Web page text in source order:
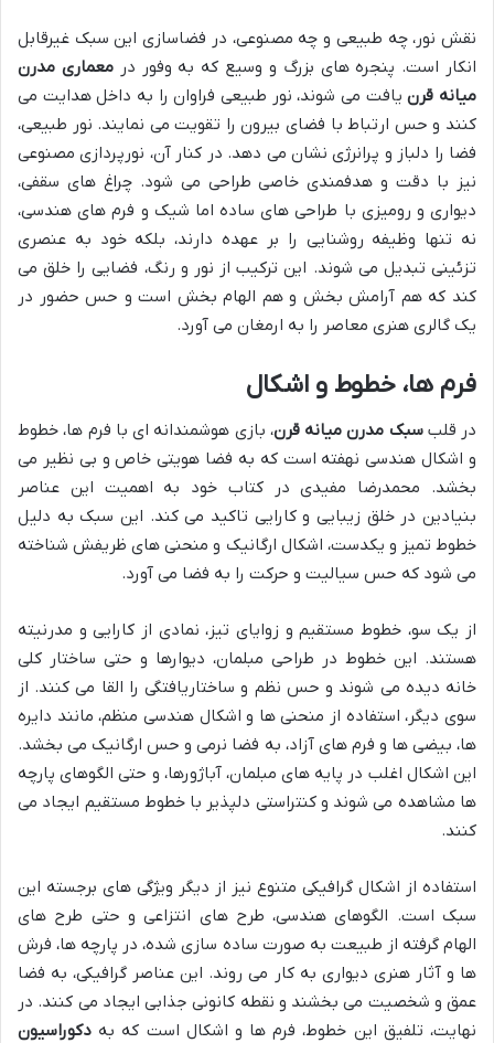
نقش نور، چه طبیعی و چه مصنوعی، در فضاسازی این سبک غیرقابل
انکار است. پنجره های بزرگ و وسیع که به وفور درمعماری مدرن
میانه قرنیافت می شوند، نور طبیعی فراوان را به داخل هدایت می
کنند و حس ارتباط با فضای بیرون را تقویت می نمایند. نور طبیعی،
فضا را دلباز و پرانرژی نشان می دهد. در کنار آن، نورپردازی مصنوعی
نیز با دقت و هدفمندی خاصی طراحی می شود. چراغ های سقفی،
دیواری و رومیزی با طراحی های ساده اما شیک و فرم های هندسی،
نه تنها وظیفه روشنایی را بر عهده دارند، بلکه خود به عنصری
تزئینی تبدیل می شوند. این ترکیب از نور و رنگ، فضایی را خلق می
کند که هم آرامش بخش و هم الهام بخش است و حس حضور در
یک گالری هنری معاصر را به ارمغان می آورد.
فرم ها، خطوط و اشکال
در قلبسبک مدرن میانه قرن، بازی هوشمندانه ای با فرم ها، خطوط
و اشکال هندسی نهفته است که به فضا هویتی خاص و بی نظیر می
بخشد. محمدرضا مفیدی در کتاب خود به اهمیت این عناصر
بنیادین در خلق زیبایی و کارایی تاکید می کند. این سبک به دلیل
خطوط تمیز و یکدست، اشکال ارگانیک و منحنی های ظریفش شناخته
می شود که حس سیالیت و حرکت را به فضا می آورد.
از یک سو، خطوط مستقیم و زوایای تیز، نمادی از کارایی و مدرنیته
هستند. این خطوط در طراحی مبلمان، دیوارها و حتی ساختار کلی
خانه دیده می شوند و حس نظم و ساختاریافتگی را القا می کنند. از
سوی دیگر، استفاده از منحنی ها و اشکال هندسی منظم، مانند دایره
ها، بیضی ها و فرم های آزاد، به فضا نرمی و حس ارگانیک می بخشد.
این اشکال اغلب در پایه های مبلمان، آباژورها، و حتی الگوهای پارچه
ها مشاهده می شوند و کنتراستی دلپذیر با خطوط مستقیم ایجاد می
کنند.
استفاده از اشکال گرافیکی متنوع نیز از دیگر ویژگی های برجسته این
سبک است. الگوهای هندسی، طرح های انتزاعی و حتی طرح های
الهام گرفته از طبیعت به صورت ساده سازی شده، در پارچه ها، فرش
ها و آثار هنری دیواری به کار می روند. این عناصر گرافیکی، به فضا
عمق و شخصیت می بخشند و نقطه کانونی جذابی ایجاد می کنند. در
نهایت، تلفیق این خطوط، فرم ها و اشکال است که به دکوراسیون